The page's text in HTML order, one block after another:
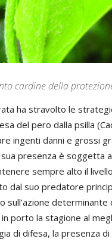
cardine della
ha stravolto le
del pero dalla psilla
ingenti danni e grossi
presenza è soggetta
sempre alto il
dal suo predatore
sull’azione
porto la stagione al
di difesa, la presenza di